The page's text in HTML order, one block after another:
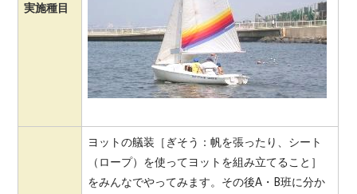
実施種目
ヨットの艤装［ぎそう：帆を張ったり、シート
（ロープ）を使ってヨットを組み立てること］
をみんなでやってみます。その後A・B班に分か